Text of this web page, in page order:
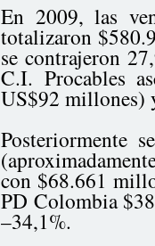
En 2009, las
totalizaron
se contrajeron
C.I. Procables
US$92 millones)
Posteriormente
con $68.661
PD Colombia
–34,1%.